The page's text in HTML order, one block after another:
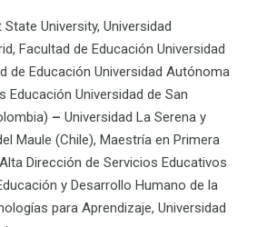
University, Universidad
Facultad de Educación Universidad
de Educación Universidad Autónoma
Educación Universidad de San
– Universidad La Serena y
Maule (Chile), Maestría en Primera
Dirección de Servicios Educativos
y Desarrollo Humano de la
para Aprendizaje, Universidad